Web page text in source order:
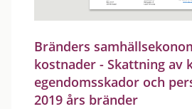
Bränders
kostnader - Skattning av
egendomsskador och
2019 års bränder